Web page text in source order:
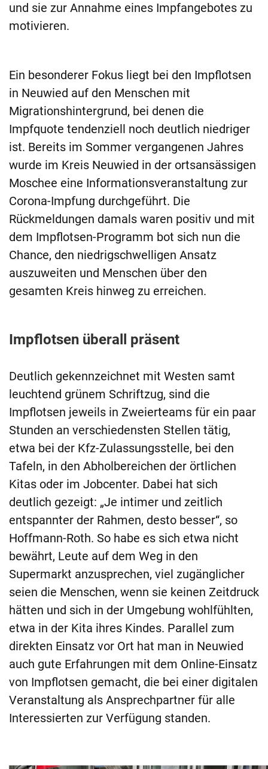
und sie zur Annahme eines Impfangebotes zu
motivieren.
Ein besonderer Fokus liegt bei den Impflotsen
in Neuwied auf den Menschen mit
Migrationshintergrund, bei denen die
Impfquote tendenziell noch deutlich niedriger
ist. Bereits im Sommer vergangenen Jahres
wurde im Kreis Neuwied in der ortsansässigen
Moschee eine Informationsveranstaltung zur
Corona-Impfung durchgeführt. Die
Rückmeldungen damals waren positiv und mit
dem Impflotsen-Programm bot sich nun die
Chance, den niedrigschwelligen Ansatz
auszuweiten und Menschen über den
gesamten Kreis hinweg zu erreichen.
Impflotsen überall präsent
Deutlich gekennzeichnet mit Westen samt
leuchtend grünem Schriftzug, sind die
Impflotsen jeweils in Zweierteams für ein paar
Stunden an verschiedensten Stellen tätig,
etwa bei der Kfz-Zulassungsstelle, bei den
Tafeln, in den Abholbereichen der örtlichen
Kitas oder im Jobcenter. Dabei hat sich
deutlich gezeigt: „Je intimer und zeitlich
entspannter der Rahmen, desto besser“, so
Hoffmann-Roth. So habe es sich etwa nicht
bewährt, Leute auf dem Weg in den
Supermarkt anzusprechen, viel zugänglicher
seien die Menschen, wenn sie keinen Zeitdruck
hätten und sich in der Umgebung wohlfühlten,
etwa in der Kita ihres Kindes. Parallel zum
direkten Einsatz vor Ort hat man in Neuwied
auch gute Erfahrungen mit dem Online-Einsatz
von Impflotsen gemacht, die bei einer digitalen
Veranstaltung als Ansprechpartner für alle
Interessierten zur Verfügung standen.